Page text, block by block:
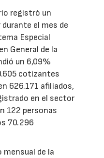
registró un
el mes de
Especial
General de la
un 6,09%
cotizantes
626.171 afiliados,
en el sector
122 personas
70.296
mensual de la